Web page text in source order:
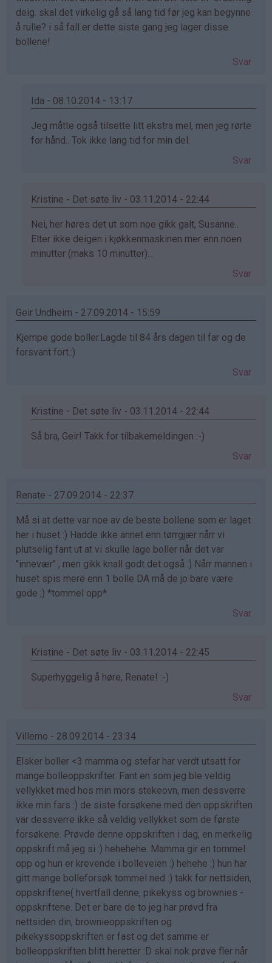
deig. skal det virkelig gå så lang tid før jeg kan begynne
å rulle? i så fall er dette siste gang jeg lager disse
bollene!
Svar
Ida - 08.10.2014 - 13:17
Som
svar
(ikke
Jeg måtte også tilsette litt ekstra mel, men jeg rørte
for hånd.. Tok ikke lang tid for min del.
Svar
Kristine - Det søte liv - 03.11.2014 - 22:44
Som
svar
på
bekreftet)
Nei, her høres det ut som noe gikk galt, Susanne..
Elter ikke deigen i kjøkkenmaskinen mer enn noen
minutter (maks 10 minutter)...
Svar
Geir Undheim - 27.09.2014 - 15:59
Kjempe gode boller.Lagde til 84 års dagen til far og de
forsvant fort.:)
Svar
Kristine - Det søte liv - 03.11.2014 - 22:44
Som
Geir
(ikke
bekreftet)
Så bra, Geir! Takk for tilbakemeldingen :-)
Svar
Renate - 27.09.2014 - 22:37
Må si at dette var noe av de beste bollene som er laget
her i huset :) Hadde ikke annet enn tørrgjær nårr vi
plutselig fant ut at vi skulle lage boller når det var
"innevær" , men gikk knall godt det også :) Nårr mannen i
huset spis mere enn 1 bolle DA må de jo bare være
gode ;) *tommel opp*
Svar
Kristine - Det søte liv - 03.11.2014 - 22:45
Som
Renate
bekreftet)
Superhyggelig å høre, Renate! :-)
Svar
Villemo - 28.09.2014 - 23:34
Elsker boller <3 mamma og stefar har verdt utsatt for
mange bolleoppskrifter. Fant en som jeg ble veldig
vellykket med hos min mors stekeovn, men dessverre
ikke min fars :) de siste forsøkene med den oppskriften
var dessverre ikke så veldig vellykket som de første
forsøkene. Prøvde denne oppskriften i dag, en merkelig
oppskrift må jeg si :) hehehehe. Mamma gir en tommel
opp og hun er krevende i bolleveien :) hehehe :) hun har
gitt mange bolleforsøk tommel ned :) takk for nettsiden,
oppskriftene( hvertfall denne, pikekyss og brownies -
oppskriftene. Det er bare de to jeg har prøvd fra
nettsiden din, brownieoppskriften og
pikekyssoppskriften er fast og det samme er
bolleoppskriften blitt heretter :D skal nok prøve fler når